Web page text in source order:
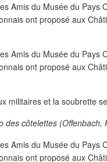
militaires et la soubrette
des côtelettes (Offenbach,